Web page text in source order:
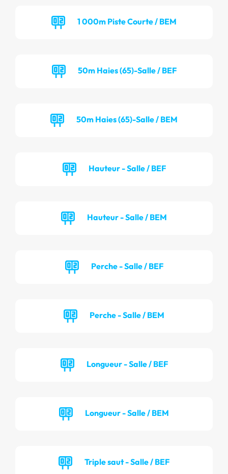
1 000m Piste Courte / BEM
50m Haies (65)-Salle / BEF
50m Haies (65)-Salle / BEM
Hauteur - Salle / BEF
Hauteur - Salle / BEM
Perche - Salle / BEF
Perche - Salle / BEM
Longueur - Salle / BEF
Longueur - Salle / BEM
Triple saut - Salle / BEF